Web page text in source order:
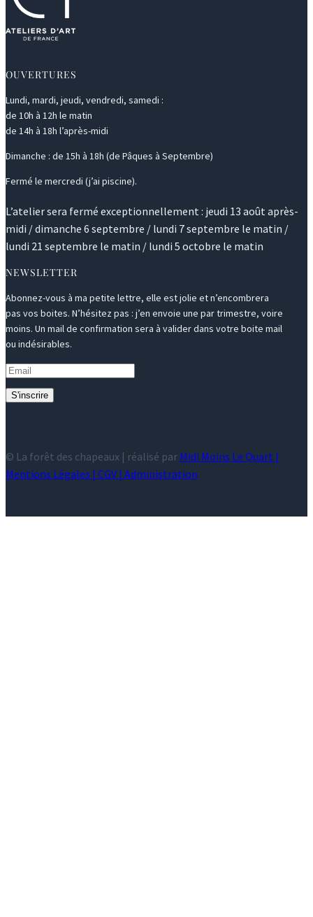
OUVERTURES
Lundi, mardi, jeudi, vendredi, samedi :
de 10h à 12h le matin
de 14h à 18h l’après-midi
Dimanche : de 15h à 18h (de Pâques à Septembre)
Fermé le mercredi (j’ai piscine).
L’atelier sera fermé exceptionnellement : jeudi 13 août après-
midi / dimanche 6 septembre / lundi 7 septembre le matin /
lundi 21 septembre le matin / lundi 5 octobre le matin
NEWSLETTER
Abonnez-vous à ma petite lettre, elle est jolie et n’encombrera
pas vos boites. N’hésitez pas : j’en envoie une par trimestre, voire
moins. Un mail de confirmation sera à valider dans votre boite mail
ou indésirables.
S'inscrire
© La forêt des chapeaux | réalisé par Midi Moins Le Quart |
Mentions Légales | CGV | Administration